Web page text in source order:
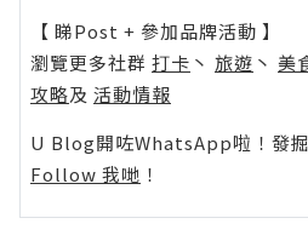
【 睇Post + 參加品牌活動 】
瀏覽更多社群 打卡 丶 旅遊 丶 美
攻略及 活動情報
U Blog開咗WhatsApp啦！發掘
Follow 我哋 ！